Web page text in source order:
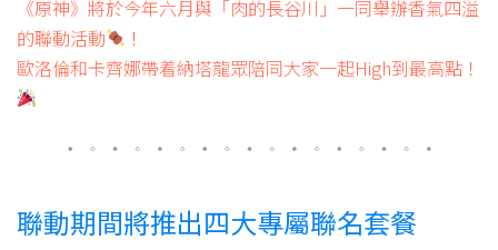
《原神》將於今年六月與「肉的長谷川」一同舉辦香氣四溢
的聯動活動
！
歐洛倫和卡齊娜帶着納塔龍眾陪同大家一起High到最高點！
聯動期間將推出四大專屬聯名套餐